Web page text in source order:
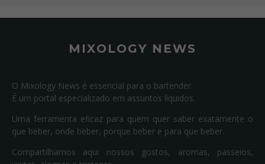
MIXOLOGY NEWS
O Mixology News é essencial para o bartender.
É um portal especializado em assuntos líquidos.
Uma ferramenta eficaz para quem quer saber exatamente o
que beber, onde beber, porque beber e para que beber.
Compartilhamos aqui nossos gostos, aromas, passeios,